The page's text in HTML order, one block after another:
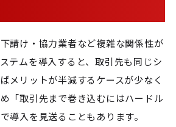
請け・協力業者など複雑な関係性が
テムを導入すると、取引先も同じシ
メリットが半減するケースが少なく
「取引先まで巻き込むにはハードル
導入を見送ることもあります。